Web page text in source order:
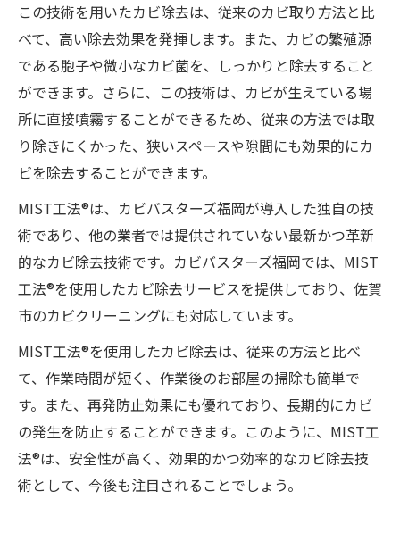
この技術を用いたカビ除去は、従来のカビ取り方法と比
べて、高い除去効果を発揮します。また、カビの繁殖源
である胞子や微小なカビ菌を、しっかりと除去すること
ができます。さらに、この技術は、カビが生えている場
所に直接噴霧することができるため、従来の方法では取
り除きにくかった、狭いスペースや隙間にも効果的にカ
ビを除去することができます。
MIST工法®は、カビバスターズ福岡が導入した独自の技
術であり、他の業者では提供されていない最新かつ革新
的なカビ除去技術です。カビバスターズ福岡では、MIST
工法®を使用したカビ除去サービスを提供しており、佐賀
市のカビクリーニングにも対応しています。
MIST工法®を使用したカビ除去は、従来の方法と比べ
て、作業時間が短く、作業後のお部屋の掃除も簡単で
す。また、再発防止効果にも優れており、長期的にカビ
の発生を防止することができます。このように、MIST工
法®は、安全性が高く、効果的かつ効率的なカビ除去技
術として、今後も注目されることでしょう。